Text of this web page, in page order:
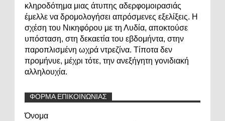
κληροδότημα μιας άτυπης αδερφομοιρασιάς
έμελλε να δρομολογήσει απρόσμενες εξελίξεις. Η
σχέση του Νικηφόρου με τη Λυδία, αποκτούσε
υπόσταση, στη δεκαετία του εβδομήντα, στην
παροπλισμένη ωχρά ντρεζίνα. Τίποτα δεν
προμήνυε, μέχρι τότε, την ανεξήγητη γονιδιακή
αλληλουχία.
ΦΟΡΜΑ ΕΠΙΚΟΙΝΩΝΙΑΣ
Όνομα